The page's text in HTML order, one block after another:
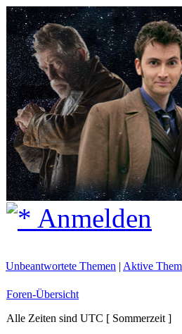
Anmelden
Unbeantwortete Themen | Aktive
Foren-Übersicht
Alle Zeiten sind UTC [ Sommerzeit ]